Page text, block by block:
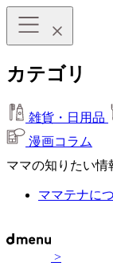
カテゴリ
雑貨・日用品
漫画コラム
ママの知りたい情
ママテナに
>